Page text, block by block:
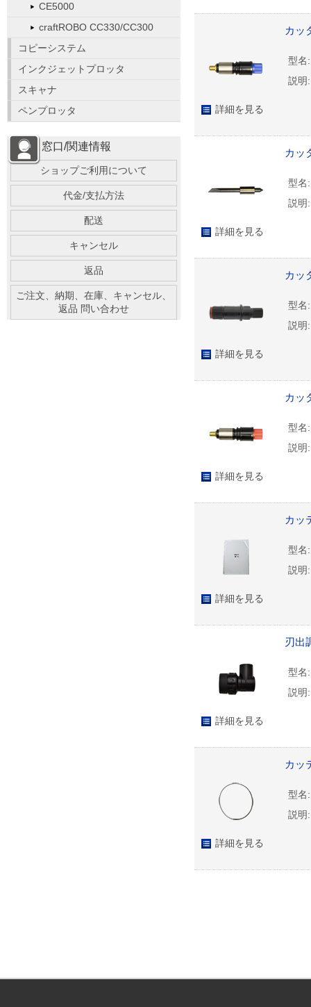
詳細を見る
カッ
型名:
説明:
詳細を見る
カッ
型名:
説明:
詳細を見る
カッ
型名:
説明:
詳細を見る
カッ
型名:
説明:
詳細を見る
カッ
型名:
説明:
詳細を見る
刃出
型名:
説明:
詳細を見る
カッ
型名:
説明:
CE5000
craftROBO CC330/CC300
コピーシステム
インクジェットプロッタ
スキャナ
ペンプロッタ
窓口/関連情報
ショップご利用について
代金/支払方法
配送
キャンセル
返品
ご注文、納期、在庫、キャンセル、
返品 問い合わせ